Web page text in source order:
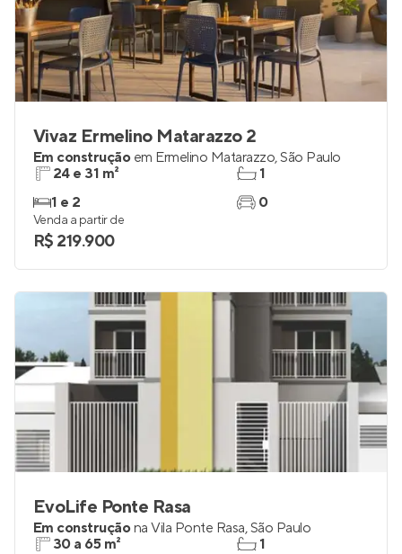
Vivaz Ermelino Matarazzo 2
Em construção em Ermelino Matarazzo,São Paulo
24 e 31 m²
1 e 2
1
0
Venda a partir de
R$ 219.900
EvoLife Ponte Rasa
Em construçãona Vila Ponte Rasa,São Paulo
30 a 65 m²
1